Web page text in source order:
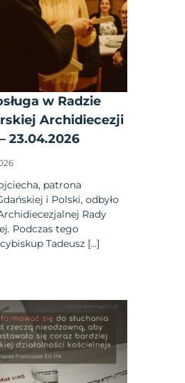
w Radzie
Archidiecezji
23.04.2026
patrona
i Polski, odbyło
Rady
Podczas tego
Tadeusz […]